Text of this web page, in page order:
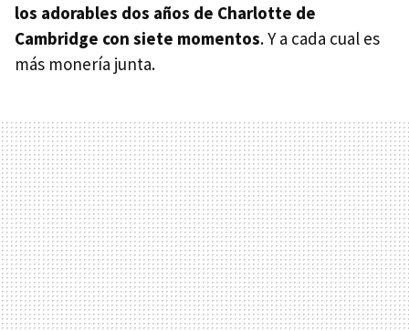
los adorables dos años de Charlotte de
Cambridge con siete momentos. Y a cada cual es
más monería junta.